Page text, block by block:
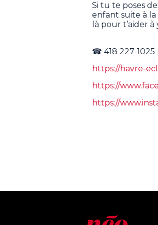
Si tu te poses
enfant suite à la
là pour t’aider
☎ 418 227-1025
https://havre-
https://
https://